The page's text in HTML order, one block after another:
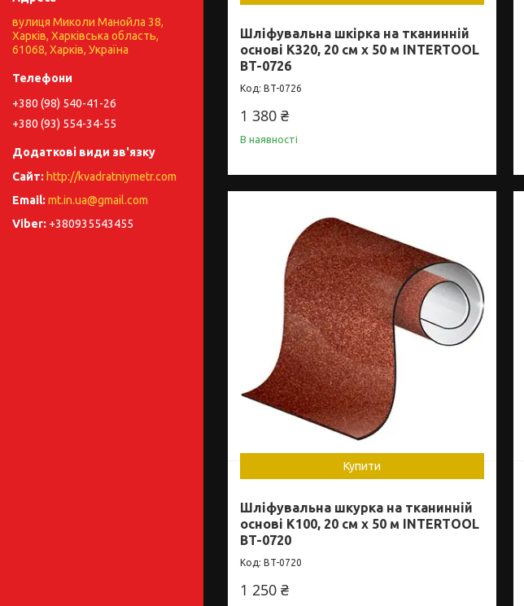
Шліфувальна шкірка на тканинній
основі К320, 20 см x 50 м INTERTOOL
BT-0726
BT-0726
1 380 ₴
В наявності
Купити
Шліфувальна шкурка на тканинній
основі К100, 20 см x 50 м INTERTOOL
BT-0720
BT-0720
1 250 ₴
вулиця Миколи Манойла 38,
Харків, Харківська область,
61068, Харків, Україна
+380 (98) 540-41-26
+380 (93) 554-34-55
http://kvadratniymetr.com
mt.in.ua@gmail.com
+380935543455